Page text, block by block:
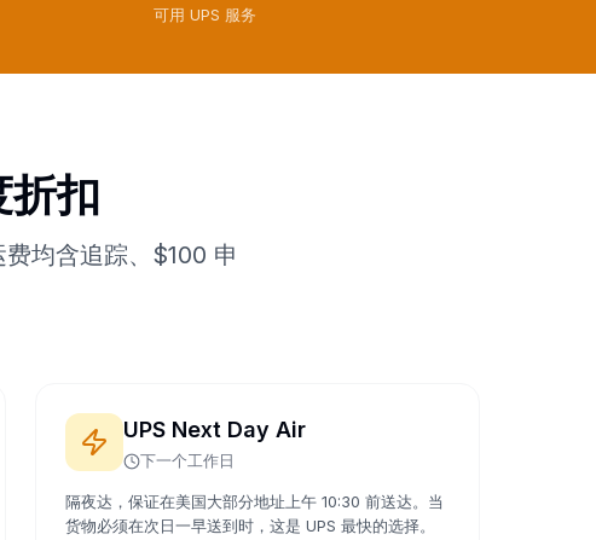
可用 UPS 服务
折扣
均含追踪、$100 申
UPS Next Day Air
下一个工作日
隔夜达，保证在美国大部分地址上午 10:30 前送达。当
货物必须在次日一早送到时，这是 UPS 最快的选择。